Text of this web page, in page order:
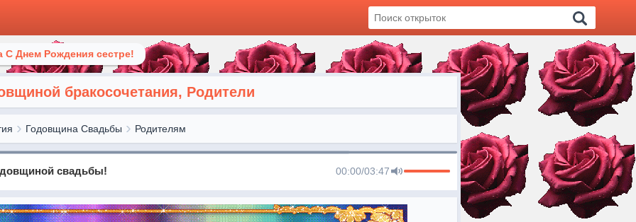
С Днем Рождения сестре!
бракосочетания, Родители
Годовщина Свадьбы Родителям
свадьбы! 00:00/03:47